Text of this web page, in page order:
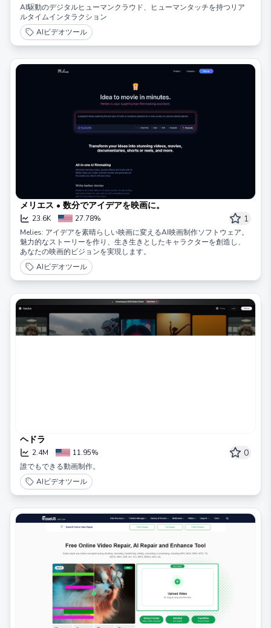
AI駆動のデジタルヒューマンクラウド、ヒューマンタッチを持つリア
ルタイムインタラクション
AIビデオツール
メリエス • 数分でアイデアを映画に。
23.6K 27.78% 1
Melies: アイデアを素晴らしい映画に変えるAI映画制作ソフトウェア。
魅力的なストーリーを作り、生き生きとしたキャラクターを創造し、
あなたの映画的ビジョンを実現します。
AIビデオツール
ヘドラ
2.4M 11.95% 0
誰でもできる動画制作。
AIビデオツール